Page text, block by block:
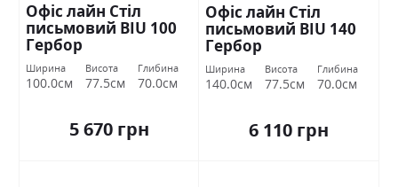
Офіс лайн Стіл
письмовий BIU 100
Гербор
Ширина
100.0см
Висота
77.5см
Глибина
70.0см
5 670 грн
Офіс лайн Стіл
письмовий BIU 140
Гербор
Ширина
140.0см
Висота
77.5см
Глибина
70.0см
6 110 грн